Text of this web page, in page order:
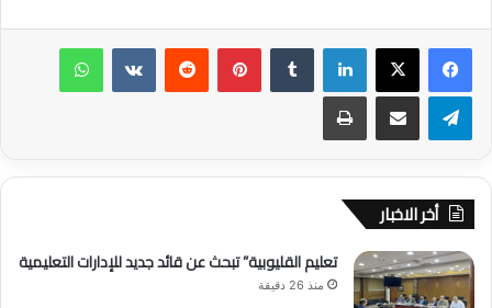
لينكدإن بينتيريست
أخر الاخبار
تعليم القليوبية” تبحث عن قائد جديد للإدارات التعليمية
منذ 26 دقيقة